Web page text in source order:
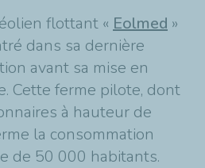
flottant « Eolmed »
dans sa dernière
avant sa mise en
Cette ferme pilote, dont
à hauteur de
la consommation
de 50 000 habitants.